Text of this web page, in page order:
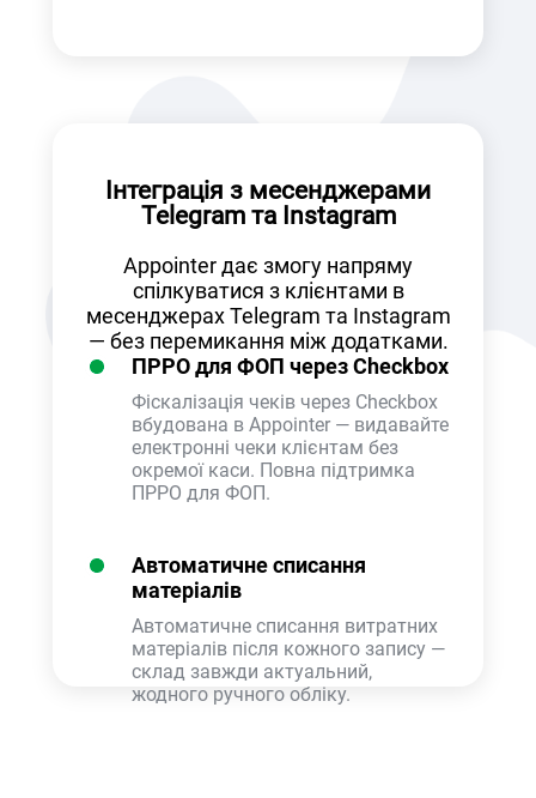
Інтеграція з месенджерами
Telegram та Instagram
Appointer дає змогу напряму
спілкуватися з клієнтами в
месенджерах Telegram та Instagram
— без перемикання між додатками.
ПРРО для ФОП через Checkbox
Фіскалізація чеків через Checkbox
вбудована в Appointer — видавайте
електронні чеки клієнтам без
окремої каси. Повна підтримка
ПРРО для ФОП.
Автоматичне списання
матеріалів
Автоматичне списання витратних
матеріалів після кожного запису —
склад завжди актуальний,
жодного ручного обліку.